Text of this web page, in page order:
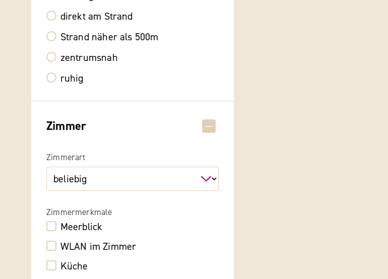
direkt am Strand
Strand näher als 500m
zentrumsnah
ruhig
Zimmer
Zimmerart
Zimmermerkmale
Meerblick
WLAN im Zimmer
Küche